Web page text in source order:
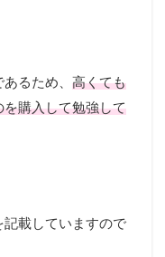
るため、 高くても
を購入して勉強して
載していますので